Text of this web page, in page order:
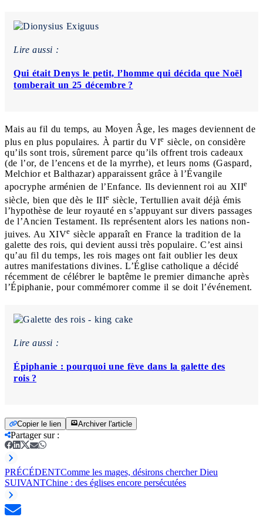
Lire aussi :
Qui était Denys le petit, l’homme qui décida que Noël
tomberait un 25 décembre ?
Mais au fil du temps, au Moyen Âge, les mages deviennent de
plus en plus populaires. À partir du VIe siècle, on considère
qu’ils sont trois, sûrement parce qu’ils offrent trois cadeaux
(de l’or, de l’encens et de la myrrhe), et leurs noms (Gaspard,
Melchior et Balthazar) apparaissent grâce à l’Évangile
apocryphe arménien de l’Enfance. Ils deviennent roi au XIIe
siècle, bien que dès le IIIe siècle, Tertullien avait déjà émis
l’hypothèse de leur royauté en s’appuyant sur divers passages
de l’Ancien Testament. Ils représentent alors les nations non-
juives. Au XIVe siècle apparaît en France la tradition de la
galette des rois, qui devient aussi très populaire. C’est ainsi
qu’au fil du temps, les rois mages ont fait oublier les deux
autres manifestations divines. L’Église catholique a décidé
récemment de célébrer le baptême le premier dimanche après
l’Épiphanie, pour commémorer comme il se doit l’événement.
Lire aussi :
Épiphanie : pourquoi une fève dans la galette des
rois ?
Copier le lien Archiver l'article
Partager sur:
PRÉCÉDENTComme les mages, désirons chercher Dieu
SUIVANTChine : des églises encore persécutées